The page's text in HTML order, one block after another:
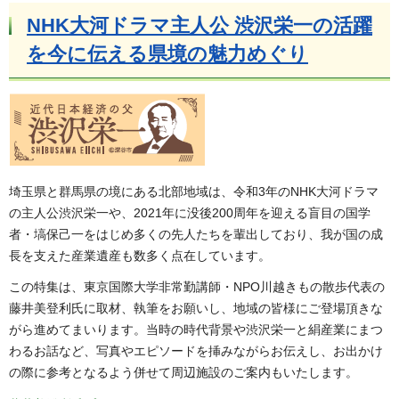
NHK大河ドラマ主人公 渋沢栄一の活躍
を今に伝える県境の魅力めぐり
埼玉県と群馬県の境にある北部地域は、令和3年のNHK大河ドラマ
の主人公渋沢栄一や、2021年に没後200周年を迎える盲目の国学
者・塙保己一をはじめ多くの先人たちを輩出しており、我が国の成
長を支えた産業遺産も数多く点在しています。
この特集は、東京国際大学非常勤講師・NPO川越きもの散歩代表の
藤井美登利氏に取材、執筆をお願いし、地域の皆様にご登場頂きな
がら進めてまいります。当時の時代背景や渋沢栄一と絹産業にまつ
わるお話など、写真やエピソードを挿みながらお伝えし、お出かけ
の際に参考となるよう併せて周辺施設のご案内もいたします。